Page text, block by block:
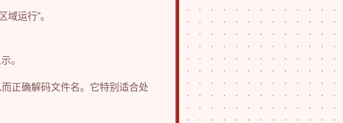
运行”。
。
而正确解码文件名。它特别适合处